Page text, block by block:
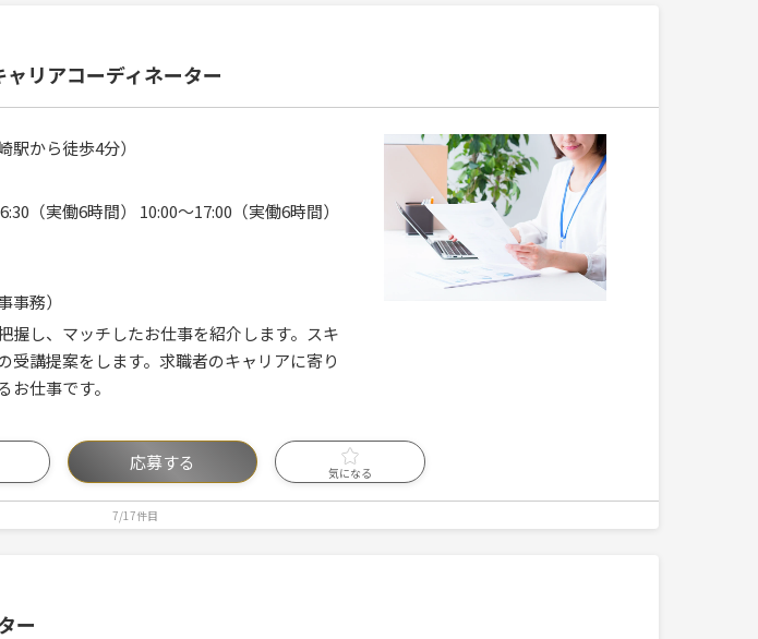
ャリアコーディネーター
から徒歩4分）
（実働6時間） 10:00～17:00（実働6時間）
務）
握し、マッチしたお仕事を紹介します。スキ
受講提案をします。求職者のキャリアに寄り
仕事です。
応募する 気になる
7/17件目
ー